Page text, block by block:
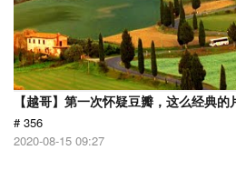
【越哥】第一次怀疑豆瓣，这么经典的
# 356
2020-08-15 09:27